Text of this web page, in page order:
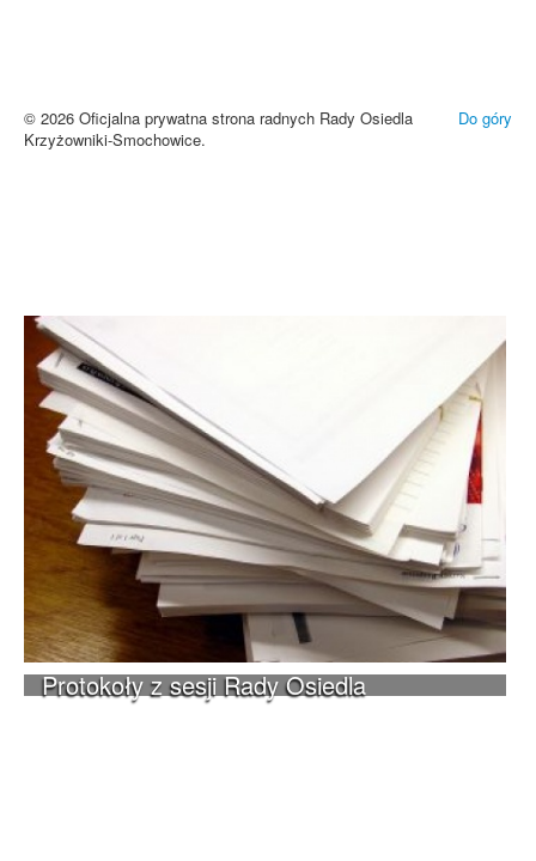
Protokoły z sesji Rady Osiedla
Do góry
© 2026 Oficjalna prywatna strona radnych Rady Osiedla
Krzyżowniki-Smochowice.